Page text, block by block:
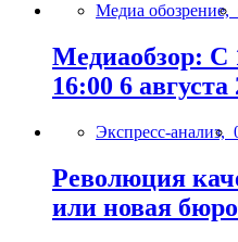
Медиа обозрение,
Медиаобзор: С
16:00 6 августа
Экспресс-анализ,
Революция
или новая